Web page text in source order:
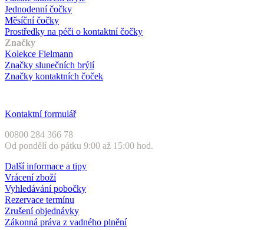
Jednodenní čočky
Měsíční čočky
Prostředky na péči o kontaktní čočky
Značky
Kolekce Fielmann
Značky slunečních brýlí
Značky kontaktních čoček
Kontaktní formulář
00800 284 366 78
Od pondělí do pátku 9:00 až 15:00 hod.
Další informace a tipy
Vrácení zboží
Vyhledávání pobočky
Rezervace termínu
Zrušení objednávky
Zákonná práva z vadného plnění